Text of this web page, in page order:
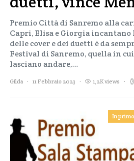
Premio Città di Sanremo alla
Capri, Elisa e Giorgia incantano
delle cover e dei duetti è da
Festival di Sanremo, quella in
lasciano andare,…
Gilda 11 Febbraio 2023 1,2K views
In